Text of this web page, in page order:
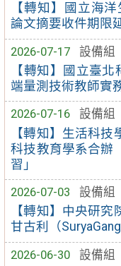
【轉知】國立海
論文摘要收件期限
2026-07-17
設備組
【轉知】國立臺
端量測技術教師實
2026-07-16
設備組
【轉知】生活科
科技教育學系合辦
習」
2026-07-03
設備組
【轉知】中央研
甘古利（
2026-06-30
設備組